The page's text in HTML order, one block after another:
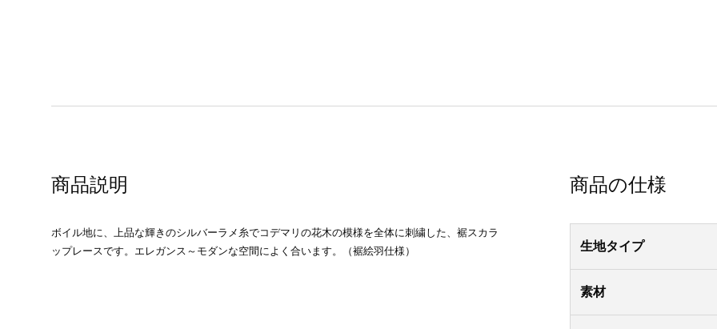
商品説明
ボイル地に、上品な輝きのシルバーラメ糸でコデマリの花木の模様を全体に刺繍した、裾スカラ
ップレースです。エレガンス～モダンな空間によく合います。（裾絵羽仕様）
商品の仕様
生地タイプ
素材